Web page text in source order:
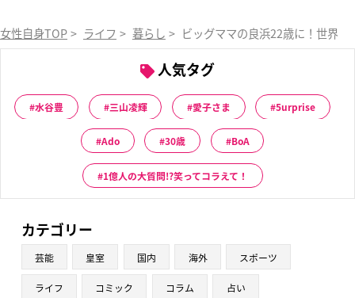
女性自身TOP > ライフ > 暮らし > ビッグママの良浜22歳に！世界
人気タグ
水谷豊 三山凌輝 愛子さま 5urprise
Ado 30歳 BoA
1億人の大質問!?笑ってコラえて！
カテゴリー
芸能 皇室 国内 海外 スポーツ
ライフ コミック コラム 占い